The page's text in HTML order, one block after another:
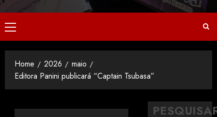
Home 2026
maio
Editora Panini publicará “Captain Tsubasa”